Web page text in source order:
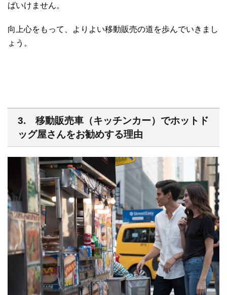
ばいけません。
向上心をもって、よりよい移動販売の道を歩んでいきまし
ょう。
3. 移動販売車（キッチンカー）でホットド
ッグ屋さんをお勧めする理由